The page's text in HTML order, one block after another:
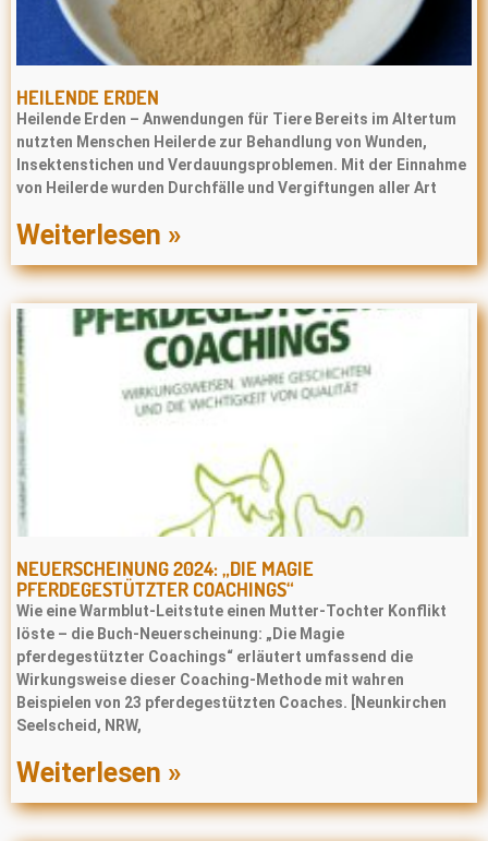
HEILENDE ERDEN
Heilende Erden – Anwendungen für Tiere Bereits im Altertum
nutzten Menschen Heilerde zur Behandlung von Wunden,
Insektenstichen und Verdauungsproblemen. Mit der Einnahme
von Heilerde wurden Durchfälle und Vergiftungen aller Art
Weiterlesen »
NEUERSCHEINUNG 2024: „DIE MAGIE
PFERDEGESTÜTZTER COACHINGS“
Wie eine Warmblut-Leitstute einen Mutter-Tochter Konflikt
löste – die Buch-Neuerscheinung: „Die Magie
pferdegestützter Coachings“ erläutert umfassend die
Wirkungsweise dieser Coaching-Methode mit wahren
Beispielen von 23 pferdegestützten Coaches. [Neunkirchen
Seelscheid, NRW,
Weiterlesen »